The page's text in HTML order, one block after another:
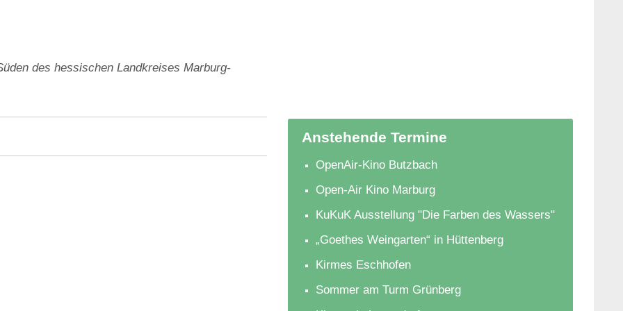
des hessischen Landkreises Marburg-
Anstehende Termine
OpenAir-Kino Butzbach
Open-Air Kino Marburg
KuKuK Ausstellung "Die Farben des Wassers"
„Goethes Weingarten“ in Hüttenberg
Kirmes Eschhofen
Sommer am Turm Grünberg